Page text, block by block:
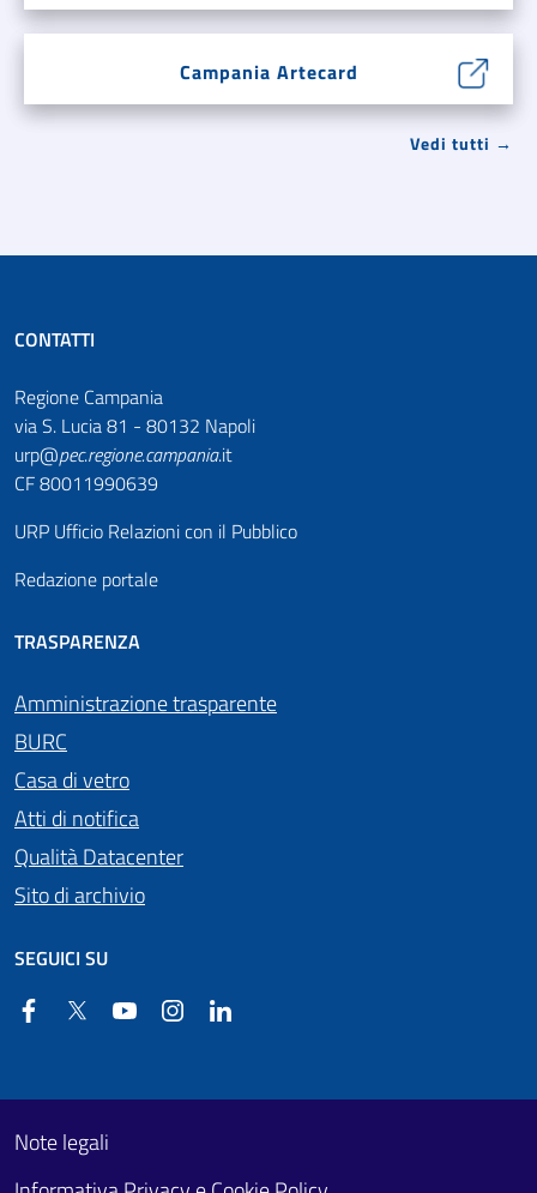
Campania Artecard
Vedi tutti →
CONTATTI
Regione Campania
via S. Lucia 81 - 80132 Napoli
urp@pec.regione.campania.it
CF 80011990639
URP Ufficio Relazioni con il Pubblico
Redazione portale
TRASPARENZA
Amministrazione trasparente
BURC
Casa di vetro
Atti di notifica
Qualità Datacenter
Sito di archivio
SEGUICI SU
FacebookTwitter YouTube Instagram
Footer First
Useful links section
Note legali